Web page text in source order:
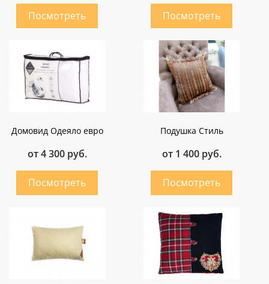
Домовид Одеяло евро
от 4 300 руб.
Подушка Стиль
от 1 400 руб.